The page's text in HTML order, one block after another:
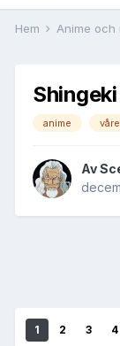
Hem Anime och
anime
Av
1 2 3 4